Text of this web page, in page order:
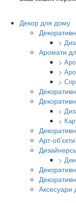
Декор для дому
>
Аромати
>
>
>
>
>
Арт-об’єкти
>
Аксесуари